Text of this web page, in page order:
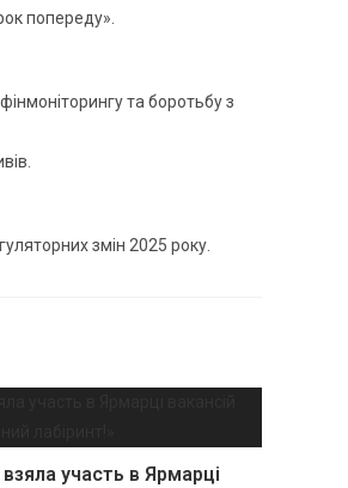
попереду».
та боротьбу з
змін 2025 року.
участь в Ярмарці